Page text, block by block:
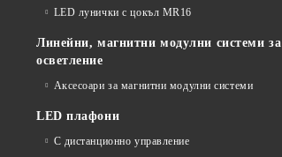
LED лунички с цокъл MR16
Линейни, магнитни модулни системи за
осветление
Аксесоари за магнитни модулни системи
LED плафони
С дистанционно управление